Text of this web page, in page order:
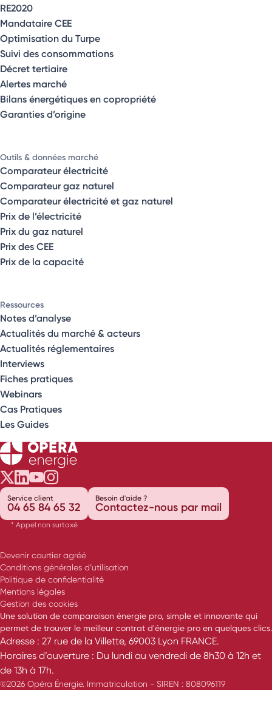
RE2020
Mandataire CEE
Optimisation du Turpe
Suivi des consommations
Décret tertiaire
Alertes marché
Bilans énergétiques en copropriété
Garanties d’origine
Outils & données marché
Comparateur électricité
Comparateur gaz naturel
Comparateur électricité et gaz naturel
Prix de l’électricité
Prix du gaz naturel
Prix des CEE
Prix de la capacité
Ressources
Notes d’analyse
Actualités du marché & acteurs
Actualités réglementaires
Interviews
Fiches pratiques
Webinars
Cas Pratiques
Les Guides
Opéra Énergie sur Twitter
Opéra Énergie sur LinkedIn
Opéra Énergie sur Youtube
Opéra Énergie sur Instagram
Service client
04 65 84 65 32
* Appel non surtaxé
Besoin d'aide ?
Contactez-nous par mail
Devenir courtier agréé
Conditions générales d’utilisation
Politique de confidentialité
Mentions légales
Gestion des cookies
Une solution de comparaison énergie pro, simple et innovante qui
permet de trouver le meilleur contrat d'énergie pro en quelques clics.
Adresse : 27 rue de la Villette, 69003 Lyon FRANCE.
Horaires d’ouverture : Du lundi au vendredi de 8h30 à 12h et
de 13h à 17h.
©2026 Opéra Énergie. Immatriculation - SIREN : 808096119